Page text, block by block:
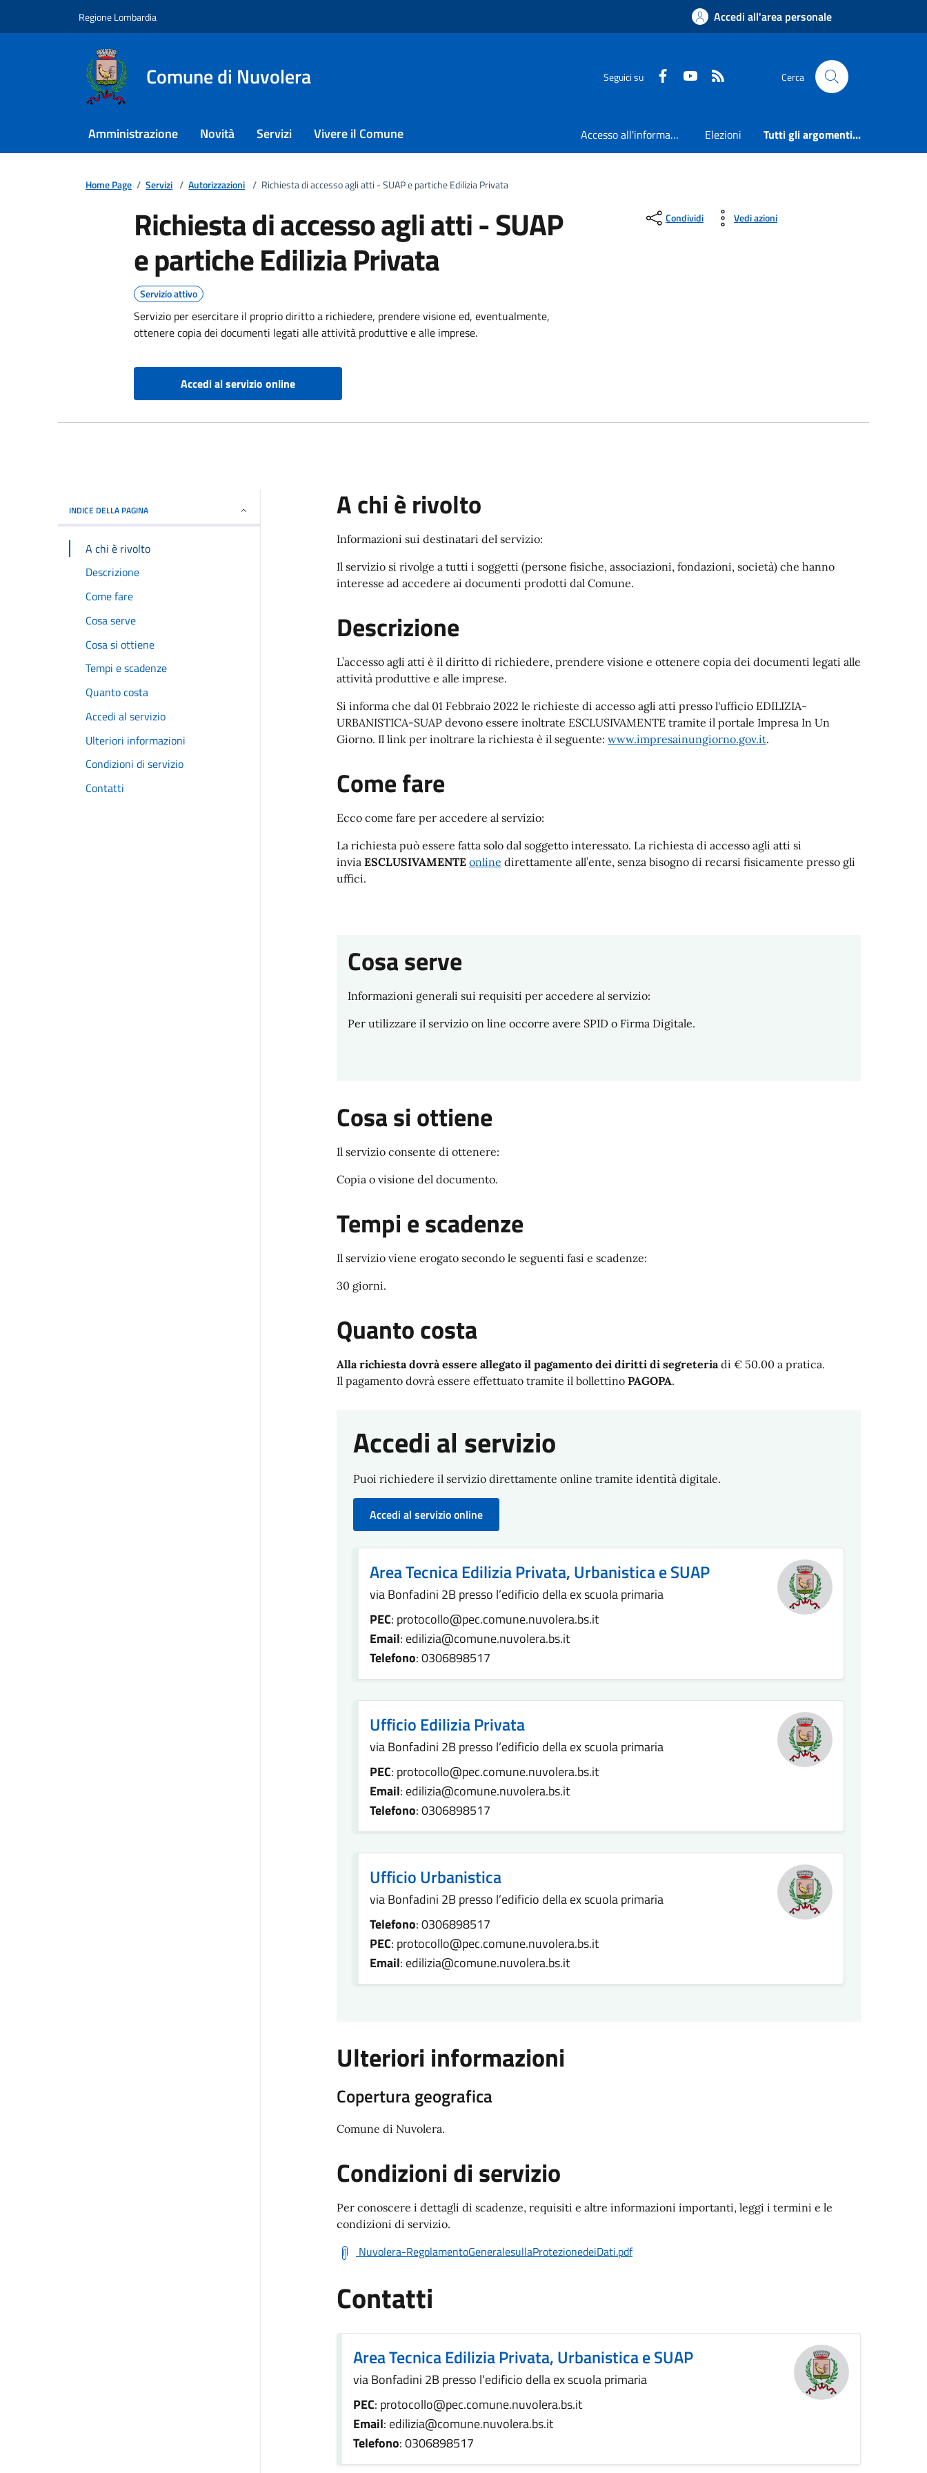
Regione Lombardia Accedi all'area personale
Comune di Nuvolera Seguici su Faceboook
Youtube Cerca
Amministrazione Novità Servizi Vivere il Comune Accesso all'informazione Elezioni Tutti gli argomenti...
Home Page / Servizi / Autorizzazioni / Richiesta di accesso agli atti - SUAP e partiche Edilizia Privata
Richiesta di accesso agli atti - SUAP
e partiche Edilizia Privata
Servizio attivo
Servizio per esercitare il proprio diritto a richiedere, prendere visione ed, eventualmente,
ottenere copia dei documenti legati alle attività produttive e alle imprese.
Accedi al servizio online
Condividi Vedi azioni
INDICE DELLA PAGINA
A chi è rivolto
Descrizione
Come fare
Cosa serve
Cosa si ottiene
Tempi e scadenze
Quanto costa
Accedi al servizio
Ulteriori informazioni
Condizioni di servizio
Contatti
A chi è rivolto
Informazioni sui destinatari del servizio:
Il servizio si rivolge a tutti i soggetti (persone fisiche, associazioni, fondazioni, società) che hanno
interesse ad accedere ai documenti prodotti dal Comune.
Descrizione
L’accesso agli atti è il diritto di richiedere, prendere visione e ottenere copia dei documenti legati alle
attività produttive e alle imprese.
Si informa che dal 01 Febbraio 2022 le richieste di accesso agli atti presso l'ufficio EDILIZIA-
URBANISTICA-SUAP devono essere inoltrate ESCLUSIVAMENTE tramite il portale Impresa In Un
Giorno. Il link per inoltrare la richiesta è il seguente: www.impresainungiorno.gov.it.
Come fare
Ecco come fare per accedere al servizio:
La richiesta può essere fatta solo dal soggetto interessato. La richiesta di accesso agli atti si
invia ESCLUSIVAMENTE online direttamente all’ente, senza bisogno di recarsi fisicamente presso gli
uffici.
Cosa serve
Informazioni generali sui requisiti per accedere al servizio:
Per utilizzare il servizio on line occorre avere SPID o Firma Digitale.
Cosa si ottiene
Il servizio consente di ottenere:
Copia o visione del documento.
Tempi e scadenze
Il servizio viene erogato secondo le seguenti fasi e scadenze:
30 giorni.
Quanto costa
Alla richiesta dovrà essere allegato il pagamento dei diritti di segreteriadi € 50.00 a pratica.
Il pagamento dovrà essere effettuato tramite il bollettino PAGOPA.
Accedi al servizio
Puoi richiedere il servizio direttamente online tramite identità digitale.
Accedi al servizio online
Area Tecnica Edilizia Privata, Urbanistica e SUAP
via Bonfadini 2B presso l’edificio della ex scuola primaria
PEC: protocollo@pec.comune.nuvolera.bs.it
Email: edilizia@comune.nuvolera.bs.it
Telefono: 0306898517
Ufficio Edilizia Privata
via Bonfadini 2B presso l’edificio della ex scuola primaria
PEC: protocollo@pec.comune.nuvolera.bs.it
Email: edilizia@comune.nuvolera.bs.it
Telefono: 0306898517
Ufficio Urbanistica
via Bonfadini 2B presso l’edificio della ex scuola primaria
Telefono: 0306898517
PEC: protocollo@pec.comune.nuvolera.bs.it
Email: edilizia@comune.nuvolera.bs.it
Ulteriori informazioni
Copertura geografica
Comune di Nuvolera.
Condizioni di servizio
Per conoscere i dettagli di scadenze, requisiti e altre informazioni importanti, leggi i termini e le
condizioni di servizio.
Nuvolera-RegolamentoGeneralesullaProtezionedeiDati.pdf
Contatti
Area Tecnica Edilizia Privata, Urbanistica e SUAP
via Bonfadini 2B presso l’edificio della ex scuola primaria
PEC: protocollo@pec.comune.nuvolera.bs.it
Email: edilizia@comune.nuvolera.bs.it
Telefono: 0306898517